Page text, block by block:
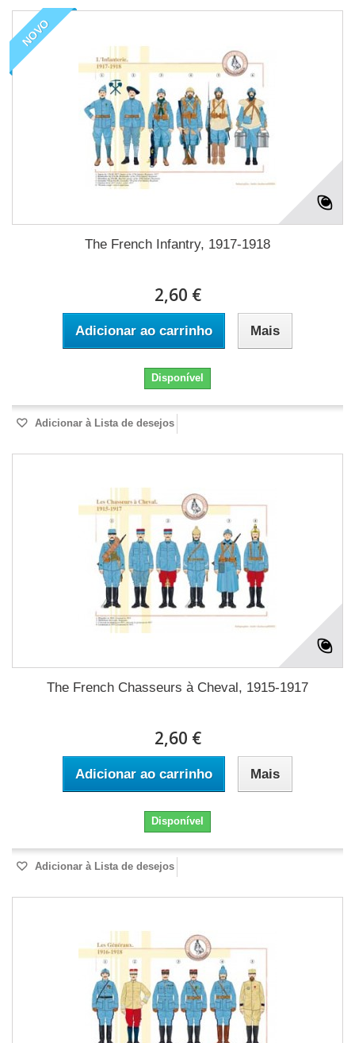
NOVO
The French Infantry, 1917-1918
2,60 €
Adicionar ao carrinho Mais
Disponível
Adicionar à Lista de desejos
The French Chasseurs à Cheval, 1915-1917
2,60 €
Adicionar ao carrinho Mais
Disponível
Adicionar à Lista de desejos